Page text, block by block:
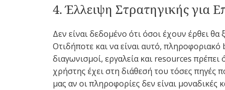
4. Έλλειψη Στρατηγικής για
Δεν είναι δεδομένο ότι όσοι έχουν έρθει θα
Οτιδήποτε και να είναι αυτό,
διαγωνισμοί, εργαλεία και resources πρέπει
χρήστης έχει στη διάθεσή του τόσες πηγές
μας αν οι πληροφορίες δεν είναι μοναδικές